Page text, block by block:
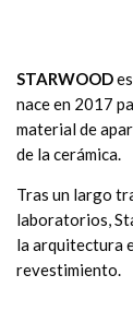
STARWOOD
nace en 2017
material de
de la cerámica.
Tras un largo
laboratorios,
la arquitectura
revestimiento.